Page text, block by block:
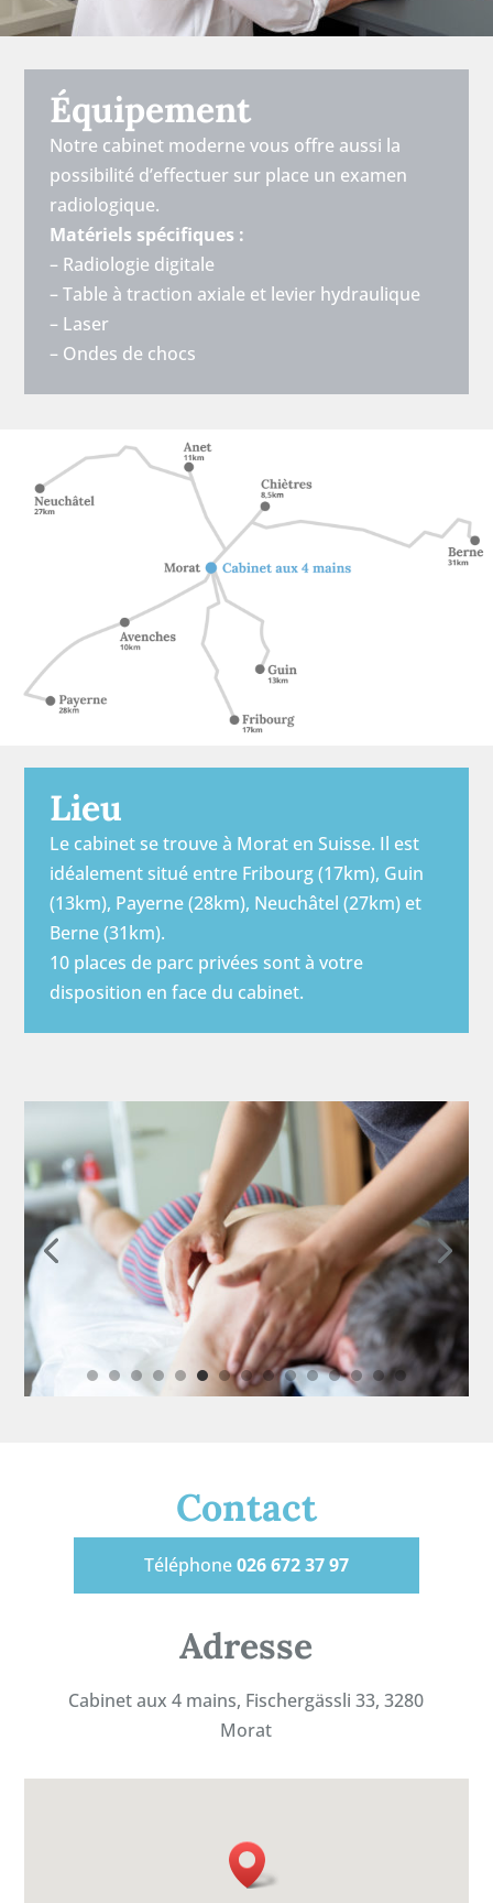
Équipement
Notre cabinet moderne vous offre aussi la
possibilité d’effectuer sur place un examen
radiologique.
Matériels spécifiques :
– Radiologie digitale
– Table à traction axiale et levier hydraulique
– Laser
– Ondes de chocs
Lieu
Le cabinet se trouve à Morat en Suisse. Il est
idéalement situé entre Fribourg (17km), Guin
(13km), Payerne (28km), Neuchâtel (27km) et
Berne (31km).
10 places de parc privées sont à votre
disposition en face du cabinet.
Contact
Téléphone026 672 37 97
Adresse
Cabinet aux 4 mains, Fischergässli 33, 3280
Morat